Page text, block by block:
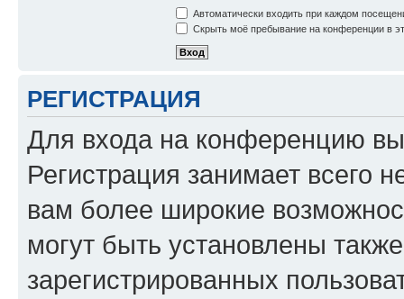
Автоматически входить при каждом
Скрыть моё пребывание на конференции в
РЕГИСТРАЦИЯ
Для входа на конференцию
Регистрация занимает всего
вам более широкие
могут быть установлены
зарегистрированных